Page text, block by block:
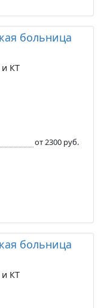
больница
КТ
от 2300 руб.
больница
КТ